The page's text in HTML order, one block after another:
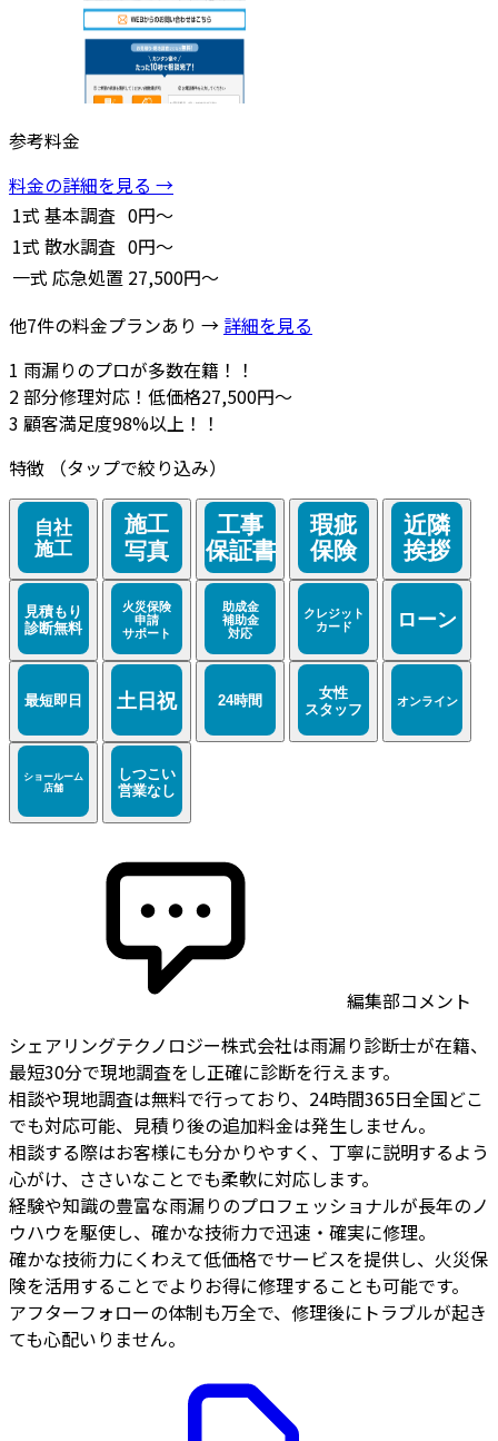
参考料金
料金の詳細を見る →
1式 基本調査 0円～
1式 散水調査 0円～
一式 応急処置 27,500円～
他7件の料金プランあり → 詳細を見る
1 雨漏りのプロが多数在籍！！
2部分修理対応！低価格27,500円～
3 顧客満足度98%以上！！
特徴
（タップで絞り込み）
編集部コメント
シェアリングテクノロジー株式会社は雨漏り診断士が在籍、
最短30分で現地調査をし正確に診断を行えます。
相談や現地調査は無料で行っており、24時間365日全国どこ
でも対応可能、見積り後の追加料金は発生しません。
相談する際はお客様にも分かりやすく、丁寧に説明するよう
心がけ、ささいなことでも柔軟に対応します。
経験や知識の豊富な雨漏りのプロフェッショナルが長年のノ
ウハウを駆使し、確かな技術力で迅速・確実に修理。
確かな技術力にくわえて低価格でサービスを提供し、火災保
険を活用することでよりお得に修理することも可能です。
アフターフォローの体制も万全で、修理後にトラブルが起き
ても心配いりません。